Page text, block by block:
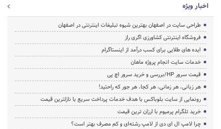
اخبار ویژه
طراحی سایت در اصفهان بهترین شیوه تبلیغات اینترنتی در اصفهان
فروشگاه اینترنتی کشاورزی اگری راز
ایده های طلایی برای کسب درآمد از اینستاگرام
خدمات سایت انجام پروژه ماهان
قیمت سرور HP/بررسی و خرید سرور اچ پی
هر زبانی، هر زمانی، هر کجا، هر جور که راحتید!
رونمایی از سایت بلوباکس با هدف خدمات پرداخت سریع با نازلترین قیمت
خرید تلگرام پرمیوم با ارزان ترین قیمت
چرا لامپ ال ای دی از لامپ رشته‌ای و کم مصرف بهتر است؟